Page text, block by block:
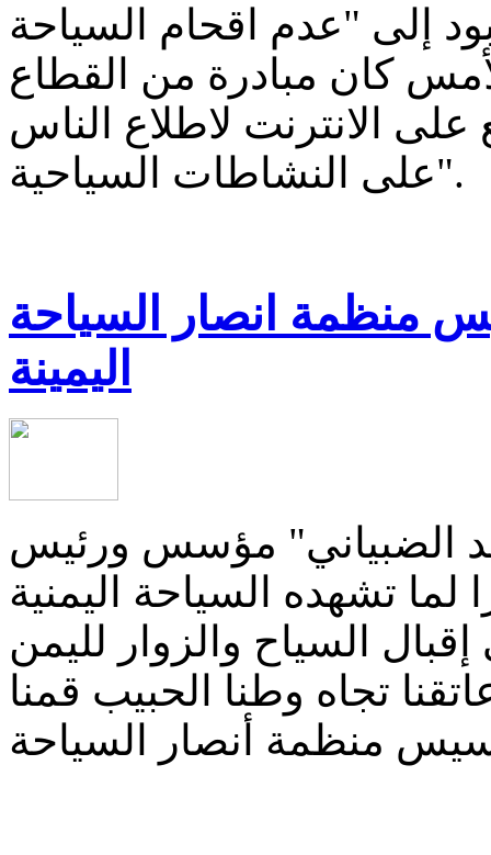
إلى "عدم اقحام السياحة
كان مبادرة من القطاع
الانترنت لاطلاع الناس
على النشاطات السياحية".
منظمة انصار السياحة
اليمينة
الضبياني" مؤسس ورئيس
تشهده السياحة اليمنية
السياح والزوار لليمن
تجاه وطنا الحبيب قمنا